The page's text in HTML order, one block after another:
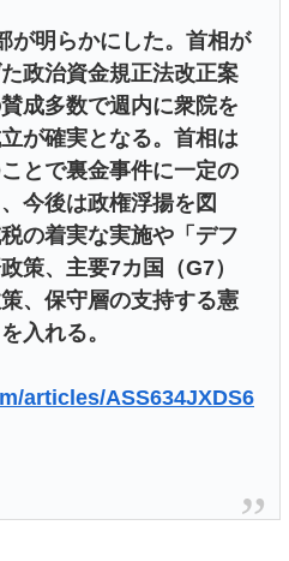
明らかにした。首相が
政治資金規正法改正案
成多数で週内に衆院を
が確実となる。首相は
とで裏金事件に一定の
今後は政権浮揚を図
の着実な実施や「デフ
策、主要7カ国（G7）
、保守層の支持する憲
入れる。
articles/ASS634JXDS6